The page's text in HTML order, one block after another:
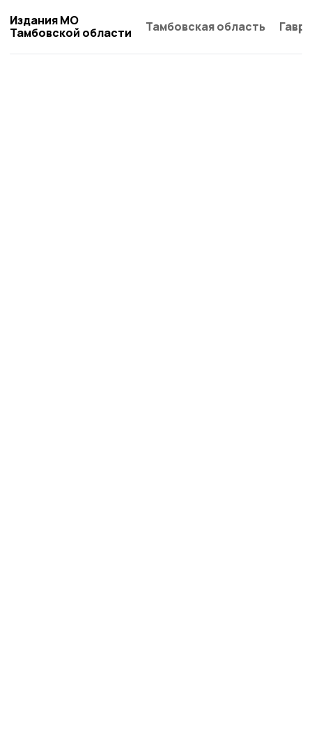
Издания МО
Тамбовской области
Тамбовская область